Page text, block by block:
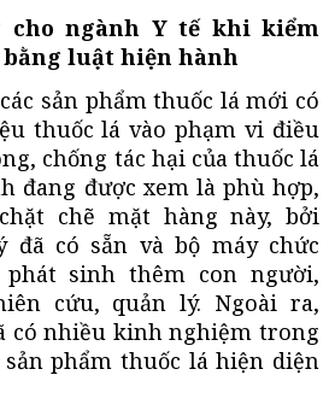
cho ngành Y tế khi kiểm
luật hiện hành
sản phẩm thuốc lá mới có
thuốc lá vào phạm vi điều
chống tác hại của thuốc lá
đang được xem là phù hợp,
chẽ mặt hàng này, bởi
đã có sẵn và bộ máy chức
sinh thêm con người,
cứu, quản lý. Ngoài ra,
có nhiều kinh nghiệm trong
phẩm thuốc lá hiện diện